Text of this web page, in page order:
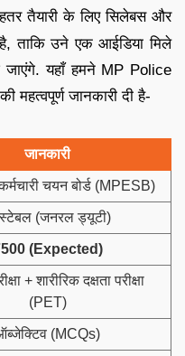
तैयारी के लिए सिलेबस और
ताकि उने एक आईडिया मिले
जाएंगे. यहाँ हमने MP Police
महत्वपूर्ण जानकारी दी है-
जानकारी
चयन बोर्ड (MPESB)
(जनरल ड्यूटी)
(Expected)
+ शारीरिक दक्षता परीक्षा
(PET)
(MCQs)